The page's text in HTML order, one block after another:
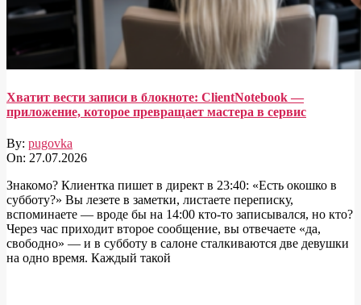
Хватит вести записи в блокноте: ClientNotebook —
приложение, которое превращает мастера в сервис
By: pugovka
On: 27.07.2026
Знакомо? Клиентка пишет в директ в 23:40: «Есть окошко в
субботу?» Вы лезете в заметки, листаете переписку,
вспоминаете — вроде бы на 14:00 кто-то записывался, но кто?
Через час приходит второе сообщение, вы отвечаете «да,
свободно» — и в субботу в салоне сталкиваются две девушки
на одно время. Каждый такой